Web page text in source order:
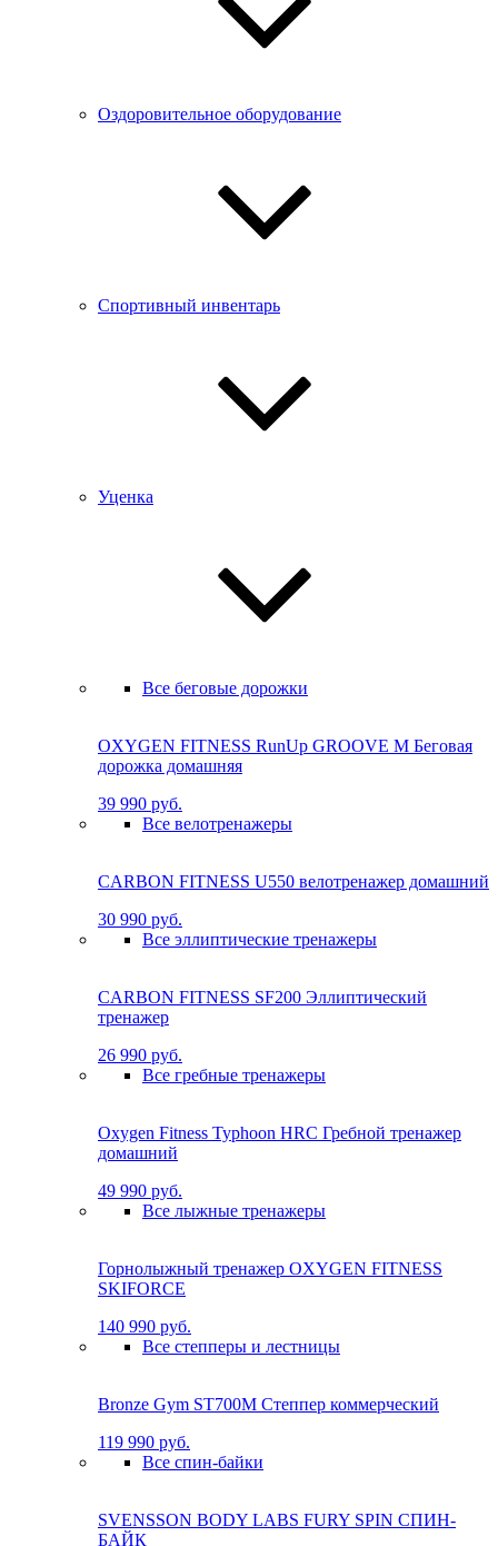
Оздоровительное оборудование
Спортивный инвентарь
Уценка
Все беговые дорожки
OXYGEN FITNESS RunUp GROOVE M Бе­го­вая
до­рож­ка до­маш­няя
39 990 руб.
Все велотренажеры
CARBON FITNESS U550 велотренажер домашний
30 990 руб.
Все эллиптические тренажеры
CARBON FITNESS SF200 Эллиптический
тренажер
26 990 руб.
Все гребные тренажеры
Oxygen Fitness Typhoon HRC Гребной тренажер
домашний
49 990 руб.
Все лыжные тренажеры
Горнолыжный тренажер OXYGEN FITNESS
SKIFORCE
140 990 руб.
Все степперы и лестницы
Bronze Gym ST700M Степпер коммерческий
119 990 руб.
Все спин-байки
SVENSSON BODY LABS FURY SPIN СПИН-
БАЙК